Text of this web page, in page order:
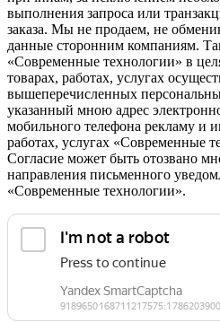
выполнения запроса или
заказа. Мы не продаем, не
данные сторонним компаниям.
«Современные технологии» в
товарах, работах, услугах
вышеперечисленных
указанный мною адрес
мобильного телефона рекламу и
работах, услугах «Современные
Согласие может быть отозвано
направления письменного
«Современные технологии».